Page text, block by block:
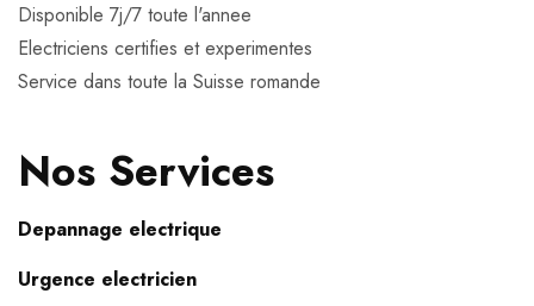
Disponible 7j/7 toute l'annee
Electriciens certifies et experimentes
Service dans toute la Suisse romande
Nos Services
Depannage electrique
Urgence electricien